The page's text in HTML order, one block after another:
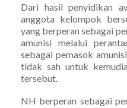
Dari hasil penyidikan
anggota kelompok
yang berperan sebagai
amunisi melalui
sebagai pemasok
tidak sah untuk
tersebut.
NH berperan sebagai